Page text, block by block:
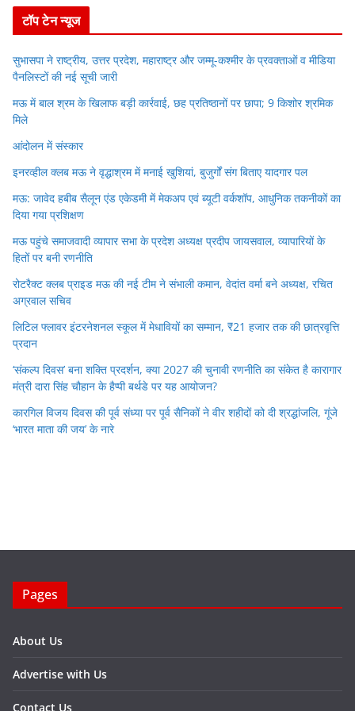
टॉप टेन न्यूज
सुभासपा ने राष्ट्रीय, उत्तर प्रदेश, महाराष्ट्र और जम्मू-कश्मीर के प्रवक्ताओं व मीडिया
पैनलिस्टों की नई सूची जारी
मऊ में बाल श्रम के खिलाफ बड़ी कार्रवाई, छह प्रतिष्ठानों पर छापा; 9 किशोर श्रमिक
मिले
आंदोलन में संस्कार
इनरव्हील क्लब मऊ ने वृद्धाश्रम में मनाई खुशियां, बुजुर्गों संग बिताए यादगार पल
मऊ: जावेद हबीब सैलून एंड एकेडमी में मेकअप एवं ब्यूटी वर्कशॉप, आधुनिक तकनीकों का
दिया गया प्रशिक्षण
मऊ पहुंचे समाजवादी व्यापार सभा के प्रदेश अध्यक्ष प्रदीप जायसवाल, व्यापारियों के
हितों पर बनी रणनीति
रोटरैक्ट क्लब प्राइड मऊ की नई टीम ने संभाली कमान, वेदांत वर्मा बने अध्यक्ष, रचित
अग्रवाल सचिव
लिटिल फ्लावर इंटरनेशनल स्कूल में मेधावियों का सम्मान, ₹21 हजार तक की छात्रवृत्ति
प्रदान
‘संकल्प दिवस’ बना शक्ति प्रदर्शन, क्या 2027 की चुनावी रणनीति का संकेत है कारागार
मंत्री दारा सिंह चौहान के हैप्पी बर्थडे पर यह आयोजन?
कारगिल विजय दिवस की पूर्व संध्या पर पूर्व सैनिकों ने वीर शहीदों को दी श्रद्धांजलि, गूंजे
‘भारत माता की जय’ के नारे
Pages
About Us
Advertise with Us
Contact Us